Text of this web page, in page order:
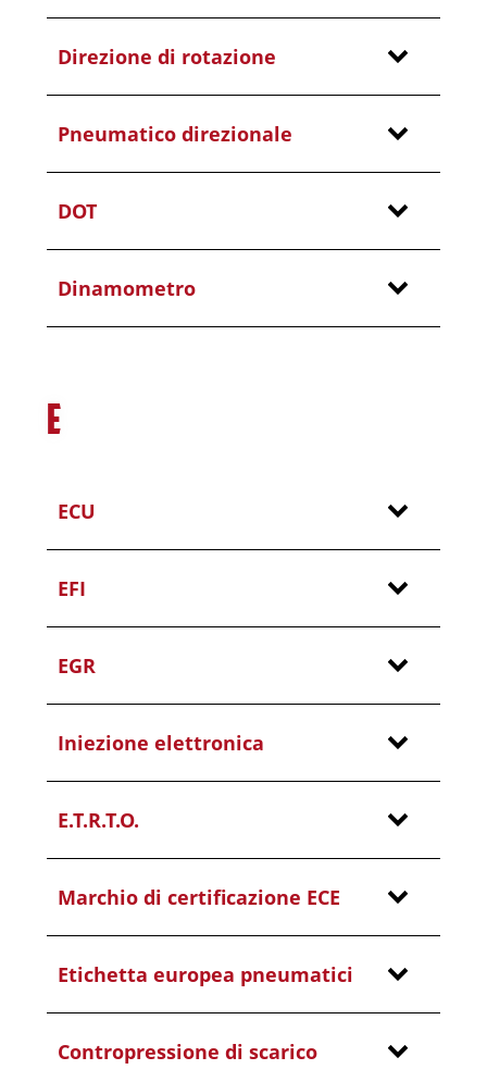
Direzione di rotazione
Pneumatico direzionale
DOT
Dinamometro
E
ECU
EFI
EGR
Iniezione elettronica
E.T.R.T.O.
Marchio di certificazione ECE
Etichetta europea pneumatici
Contropressione di scarico